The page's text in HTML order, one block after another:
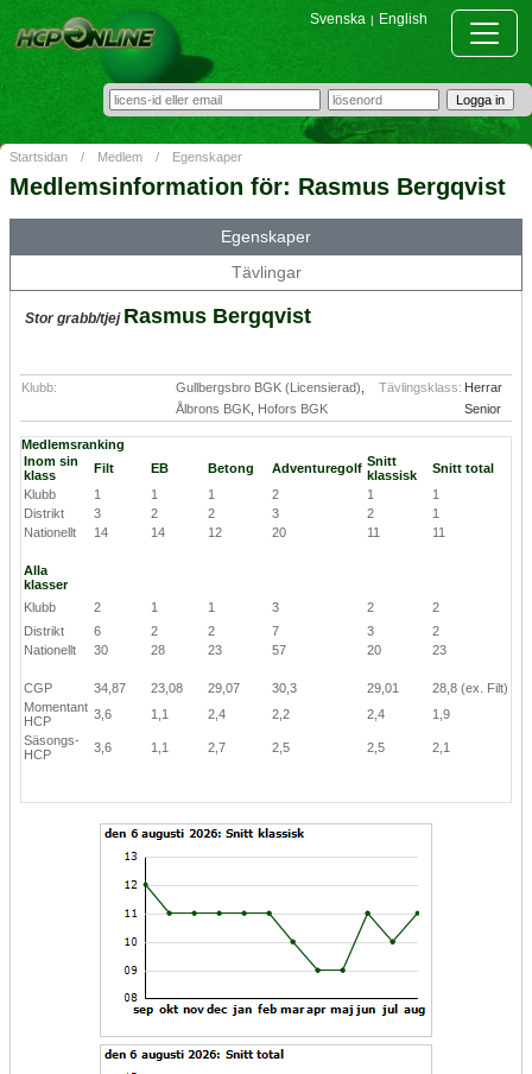
Svenska | English
Startsidan / Medlem / Egenskaper
Medlemsinformation för: Rasmus Bergqvist
Egenskaper
Tävlingar
Stor grabb/tjej Rasmus Bergqvist
Klubb: Gullbergsbro BGK (Licensierad)
Ålbrons BGK Hofors BGK
Tävlingsklass: Herrar
Senior
Medlemsranking
Inom sin
klass
Filt EB Betong Adventuregolf Snitt
klassisk
Snitt total
Klubb
1 1 1 2 1
1
Distrikt
3 2 2 3 2
1
Nationellt
14 14 12 20 11 11
Alla
klasser
Klubb
2 1 1 3 2
2
Distrikt
6 2 2 7 3
2
Nationellt
30 28 23 57 20 23
CGP 34,87 23,08 29,07 30,3 29,01 28,8 (ex. Filt)
Momentant
HCP
3,6 1,1 2,4 2,2 2,4
1,9
Säsongs-
HCP
3,6 1,1 2,7 2,5 2,5 2,1